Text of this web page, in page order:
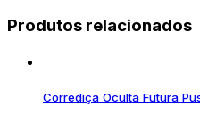
Produtos relacionados
Corrediça Oculta Futura